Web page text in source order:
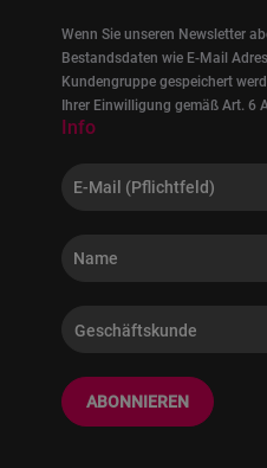
Wenn Sie unseren Newsletter
Bestandsdaten wie E-Mail
Kundengruppe gespeichert
Ihrer Einwilligung gemäß Art. 6
Info
ABONNIEREN